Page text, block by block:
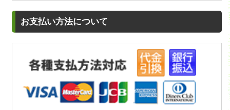
お支払い方法について